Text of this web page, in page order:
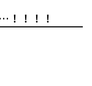
！！！！